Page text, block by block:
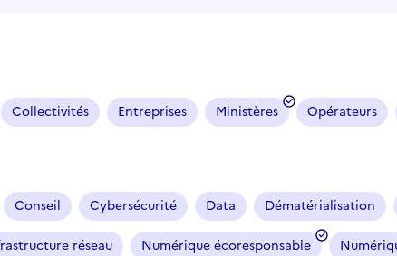
Collectivités Entreprises Ministères Opérateurs
Conseil Cybersécurité Data Dématérialisation
réseau Numérique écoresponsable